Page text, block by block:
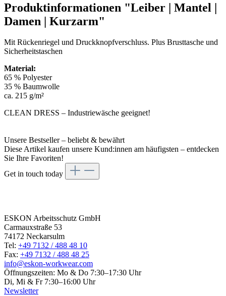
Produktinformationen "Leiber | Mantel |
Damen | Kurzarm"
Mit Rückenriegel und Druckknopfverschluss. Plus Brusttasche und
Sicherheitstaschen
Material:
65 % Polyester
35 % Baumwolle
ca. 215 g/m²
CLEAN DRESS – Industriewäsche geeignet!
Unsere Bestseller – beliebt & bewährt
Diese Artikel kaufen unsere Kund:innen am häufigsten – entdecken
Sie Ihre Favoriten!
Get in touch today
ESKON Arbeitsschutz GmbH
Carmauxstraße 53
74172 Neckarsulm
Tel: +49 7132 / 488 48 10
Fax: +49 7132 / 488 48 25
info@eskon-workwear.com
Öffnungszeiten: Mo & Do 7:30–17:30 Uhr
Di, Mi & Fr 7:30–16:00 Uhr
Newsletter